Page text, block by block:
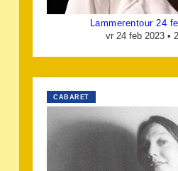
Lammerentour 24
vr 24 feb 2023 •
CABARET